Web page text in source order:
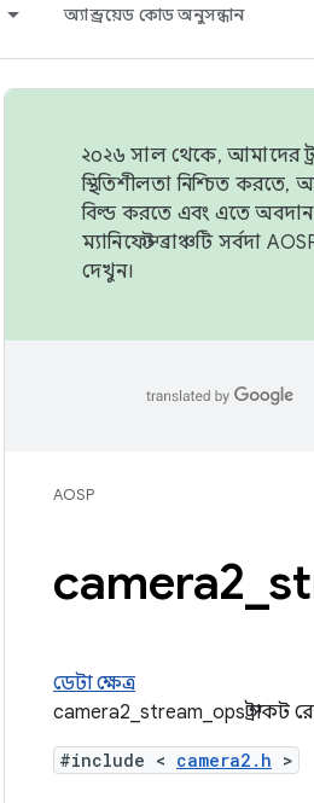
অ্যান্ড্রয়েড কোড অনুসন্ধান
২০২৬ সাল থেকে, আমাদের
স্থিতিশীলতা নিশ্চিত
বিল্ড করতে এবং এতে
ম্যানিফেস্ট ব্রাঞ্চটি
দেখুন।
AOSP
camera2
ডেটা ক্ষেত্র
camera2_stream_ops স্ট্রাকট
#include < camera2.h >